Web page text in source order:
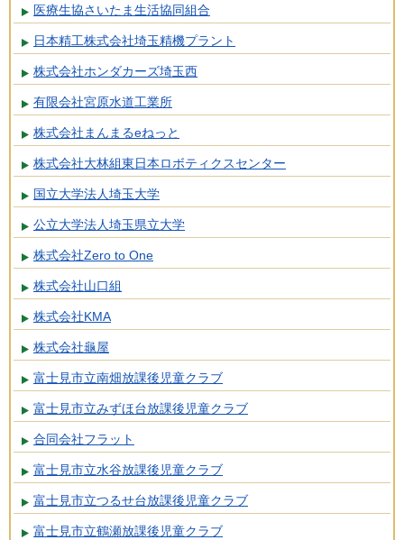
医療生協さいたま生活協同組合
日本精工株式会社埼玉精機プラント
株式会社ホンダカーズ埼玉西
有限会社宮原水道工業所
株式会社まんまるeねっと
株式会社大林組東日本ロボティクスセンター
国立大学法人埼玉大学
公立大学法人埼玉県立大学
株式会社Zero to One
株式会社山口組
株式会社KMA
株式会社龜屋
富士見市立南畑放課後児童クラブ
富士見市立みずほ台放課後児童クラブ
合同会社フラット
富士見市立水谷放課後児童クラブ
富士見市立つるせ台放課後児童クラブ
富士見市立鶴瀬放課後児童クラブ